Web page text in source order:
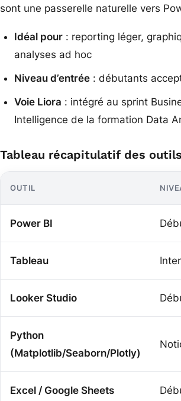
sont une passerelle naturelle vers
Idéal pour : reporting léger,
analyses ad hoc
Niveau d’entrée : débutants
Voie Liora : intégré au sprint
Intelligence de la formation Data
Tableau récapitulatif des outils
OUTIL
Power BI
Tableau
Looker Studio
Python
(Matplotlib/Seaborn/Plotly)
Excel / Google Sheets